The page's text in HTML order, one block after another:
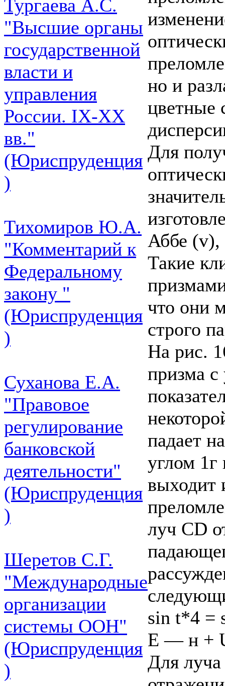
Тургаева А.С.
"Высшие органы
государственной
власти и
управления
России. IХ-ХХ
вв."
(Юриспруденция
)
Тихомиров Ю.А.
"Комментарий к
Федеральному
закону "
(Юриспруденция
)
Суханова Е.А.
"Правовое
регулирование
банковской
деятельности"
(Юриспруденция
)
Шеретов С.Г.
"Международные
организации
системы ООН"
(Юриспруденция
)
но и
цветные
Для
Аббе (v),
Такие
что они
строго
На рис.
призма
падает
углом 1г
выходит
луч CD
sin t*4 =
E — н +
Для луча